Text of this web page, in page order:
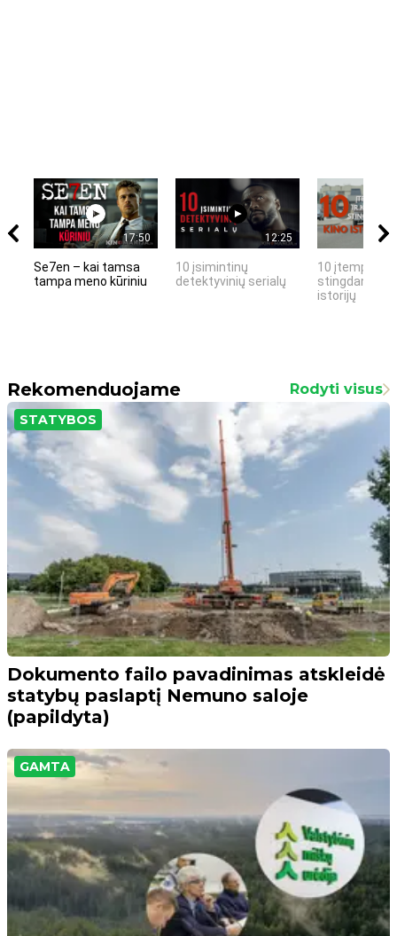
17:50
Se7en – kai tamsa
tampa meno kūriniu
12:25
10 įsimintinų
detektyvinių serialų
10 įtemptų,
stingdančių
istorijų
Rekomenduojame Rodyti visus
STATYBOS
Dokumento failo pavadinimas atskleidė
statybų paslaptį Nemuno saloje
(papildyta)
GAMTA